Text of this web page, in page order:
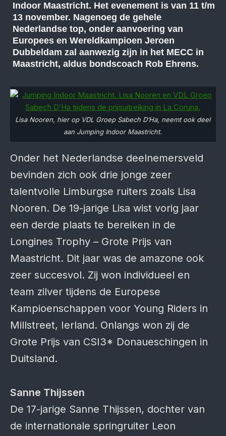
Indoor Maastricht. Het evenement is van 11 t/m
13 november. Nagenoeg de gehele
Nederlandse top, onder aanvoering van
Europees en Wereldkampioen Jeroen
Dubbeldam zal aanwezig zijn in het MECC in
Maastricht, aldus bondscoach Rob Ehrens.
Lisa Nooren, hier op VDL Groep Sabech D’Ha, neemt ook deel
aan Jumping Indoor Maastricht.
Onder het Nederlandse deelnemersveld
bevinden zich ook drie jonge zeer
talentvolle Limburgse ruiters zoals Lisa
Nooren. De 19-jarige Lisa wist vorig jaar
een derde plaats te bereiken in de
Longines Trophy – Grote Prijs van
Maastricht. Dit jaar was de amazone ook
zeer succesvol. Zij won individueel en
team zilver tijdens de Europese
Kampioenschappen voor Young Riders in
Millstreet, Ierland. Onlangs won zij de
Grote Prijs van CSI3* Donaueschingen in
Duitsland.
Sanne Thijssen
De 17-jarige Sanne Thijssen, dochter van
de internationale springruiter Leon